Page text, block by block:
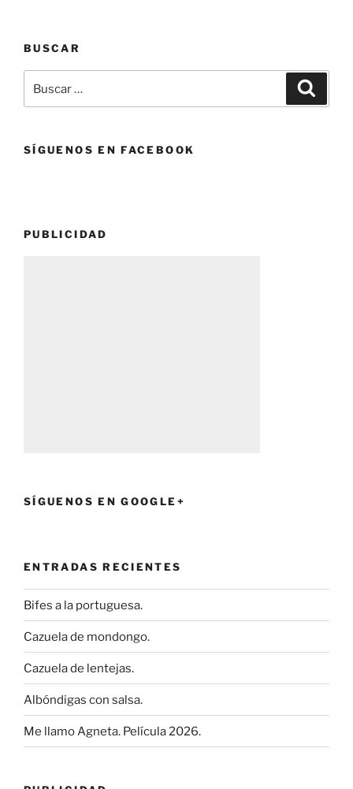
BUSCAR
por:
SÍGUENOS EN FACEBOOK
PUBLICIDAD
SÍGUENOS EN GOOGLE+
ENTRADAS RECIENTES
Bifes a la portuguesa.
Cazuela de mondongo.
Cazuela de lentejas.
Albóndigas con salsa.
Me llamo Agneta. Película 2026.